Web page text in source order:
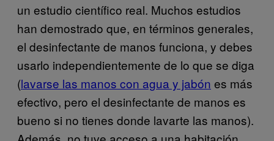
un estudio científico real. Muchos estudios
han demostrado que, en términos generales,
el desinfectante de manos funciona, y debes
usarlo independientemente de lo que se diga
(lavarse las manos con agua y jabón es más
efectivo, pero el desinfectante de manos es
bueno si no tienes donde lavarte las manos).